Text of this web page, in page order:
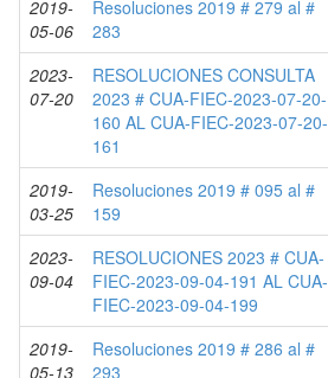
2019-
05-06
Resoluciones 2019 # 279 al #
283
2023-
07-20
RESOLUCIONES CONSULTA
2023 # CUA-FIEC-2023-07-20-
160 AL CUA-FIEC-2023-07-20-
161
2019-
03-25
Resoluciones 2019 # 095 al #
159
2023-
09-04
RESOLUCIONES 2023 # CUA-
FIEC-2023-09-04-191 AL CUA-
FIEC-2023-09-04-199
2019-
05-13
Resoluciones 2019 # 286 al #
293